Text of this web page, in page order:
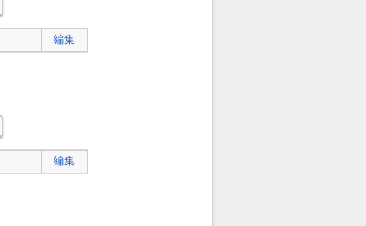
編集
編集